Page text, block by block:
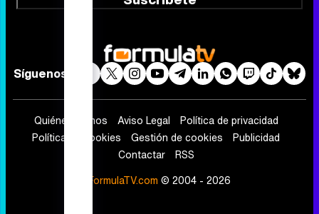
Telenovelas
Rostros
Foros
Suscríbete